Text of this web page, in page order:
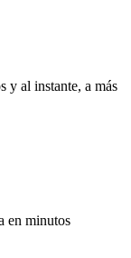
y al instante, a más
en minutos